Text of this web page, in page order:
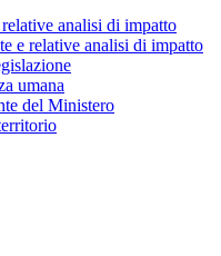
analisi di impatto
e relative analisi di impatto
umana
del Ministero